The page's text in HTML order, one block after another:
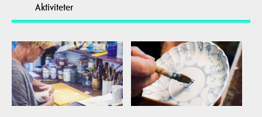
Aktiviteter